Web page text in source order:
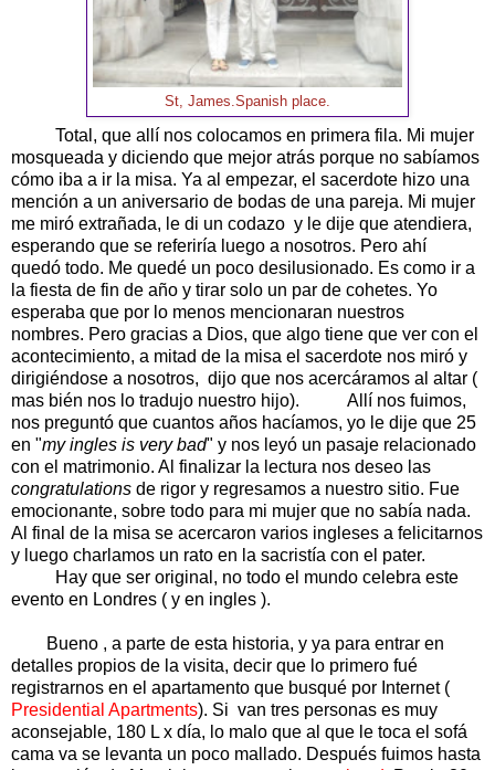
St, James.Spanish place.
Total, que allí nos colocamos en primera fila. Mi mujer
mosqueada y diciendo que mejor atrás porque no sabíamos
cómo iba a ir la misa. Ya al empezar, el sacerdote hizo una
mención a un aniversario de bodas de una pareja. Mi mujer
me miró extrañada, le di un codazo y le dije que atendiera,
esperando que se referiría luego a nosotros. Pero ahí
quedó todo. Me quedé un poco desilusionado. Es como ir a
la fiesta de fin de año y tirar solo un par de cohetes. Yo
esperaba que por lo menos mencionaran nuestros
nombres. Pero gracias a Dios, que algo tiene que ver con el
acontecimiento, a mitad de la misa el sacerdote nos miró y
dirigiéndose a nosotros, dijo que nos acercáramos al altar (
mas bién nos lo tradujo nuestro hijo). Allí nos fuimos,
nos preguntó que cuantos años hacíamos, yo le dije que 25
en "my ingles is very bad" y nos leyó un pasaje relacionado
con el matrimonio. Al finalizar la lectura nos deseo las
congratulations de rigor y regresamos a nuestro sitio. Fue
emocionante, sobre todo para mi mujer que no sabía nada.
Al final de la misa se acercaron varios ingleses a felicitarnos
y luego charlamos un rato en la sacristía con el pater.
Hay que ser original, no todo el mundo celebra este
evento en Londres ( y en ingles ).
Bueno , a parte de esta historia, y ya para entrar en
detalles propios de la visita, decir que lo primero fué
registrarnos en el apartamento que busqué por Internet (
Presidential Apartments). Si van tres personas es muy
aconsejable, 180 L x día, lo malo que al que le toca el sofá
cama va se levanta un poco mallado. Después fuimos hasta